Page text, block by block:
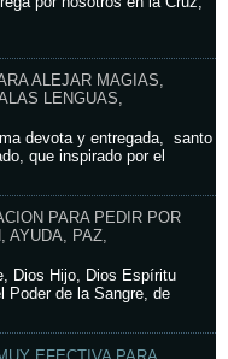
ALEJAR MAGIAS,
LENGUAS,
devota y entregada, santo
que inspirado por el
PARA PEDIR POR
AYUDA, PAZ,
Dios Hijo, Dios Espíritu
Poder de la Sangre, de